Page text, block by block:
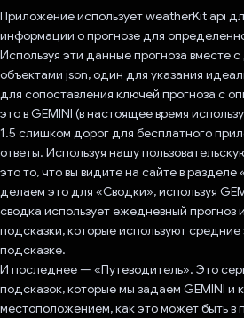
Приложение использует weatherKit api
информации о прогнозе для
Используя эти данные прогноза вместе
объектами json, один для указания
для сопоставления ключей прогноза с
это в GEMINI (в настоящее время
1.5 слишком дорог для бесплатного
ответы. Используя нашу
это то, что вы видите на сайте в
делаем это для «Сводки», используя
сводка использует ежедневный прогноз
подсказки, которые используют средние
подсказке.
И последнее — «Путеводитель». Это
подсказок, которые мы задаем GEMINI и
местоположением, как это может быть в